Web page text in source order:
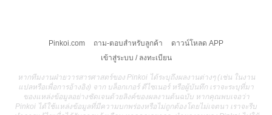
Pinkoi.com ถาม-ตอบสำหรับลูกค้า
ดาวน์โหลด APP
เข้าสู่ระบบ / ลงทะเบียน
หากทีมงานฝ่ายวารสารศาสตร์ของ Pinkoi ได้ระบุถึงผลงานต่างๆ (เช่น ในงาน
แปลหรือเพื่อการอ้างอิง) จาก บล็อกเกอร์ ดีไซเนอร์ หรือผู้บันทึก เราจะระบุที่มา
ของแหล่งข้อมูลอย่างชัดเจนด้วยลิงค์ของผลงานต้นฉบับ หากคุณพบเจอว่า
Pinkoi ได้ใช้แหล่งข้อมูลที่มีความบกพร่องหรือไม่ถูกต้องโดยไม่เจตนา เราจะรีบ